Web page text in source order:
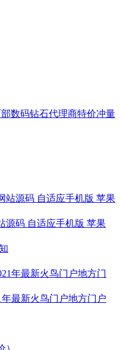
源码 自适应手机版 苹果
最新火鸟门户地方门户